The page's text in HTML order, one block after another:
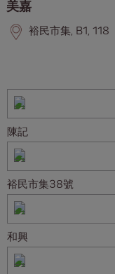
美嘉
裕民市集, B1, 118
陳記
裕民市集38號
和興